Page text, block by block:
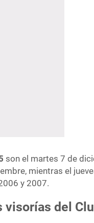
son el martes 7 de
mientras el
y 2007.
visorías del